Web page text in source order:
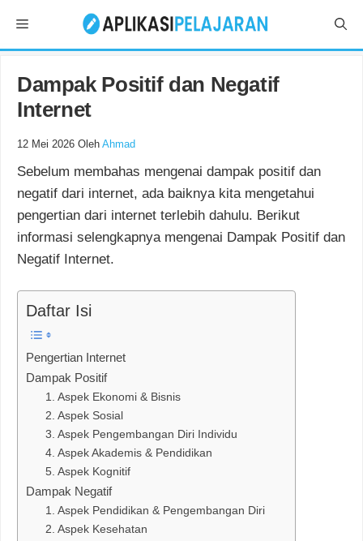
isi
Menu
Dampak Positif dan Negatif
Internet
12 Mei 2026 Oleh Ahmad
Sebelum membahas mengenai dampak positif dan
negatif dari internet, ada baiknya kita mengetahui
pengertian dari internet terlebih dahulu. Berikut
informasi selengkapnya mengenai Dampak Positif dan
Negatif Internet.
Daftar Isi
Pengertian Internet
Dampak Positif
1. Aspek Ekonomi & Bisnis
2. Aspek Sosial
3. Aspek Pengembangan Diri Individu
4. Aspek Akademis & Pendidikan
5. Aspek Kognitif
Dampak Negatif
1. Aspek Pendidikan & Pengembangan Diri
2. Aspek Kesehatan